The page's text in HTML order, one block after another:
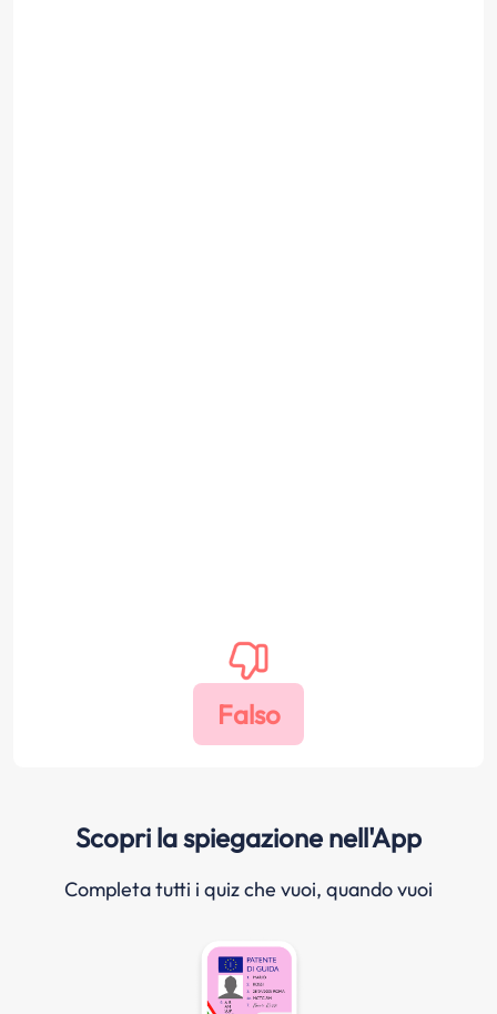
Scopri la spiegazione nell'App
Completa tutti i quiz che vuoi, quando vuoi